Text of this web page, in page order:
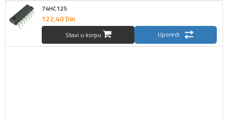
74HC125
122,40Din
Stavi u korpu Uporedi